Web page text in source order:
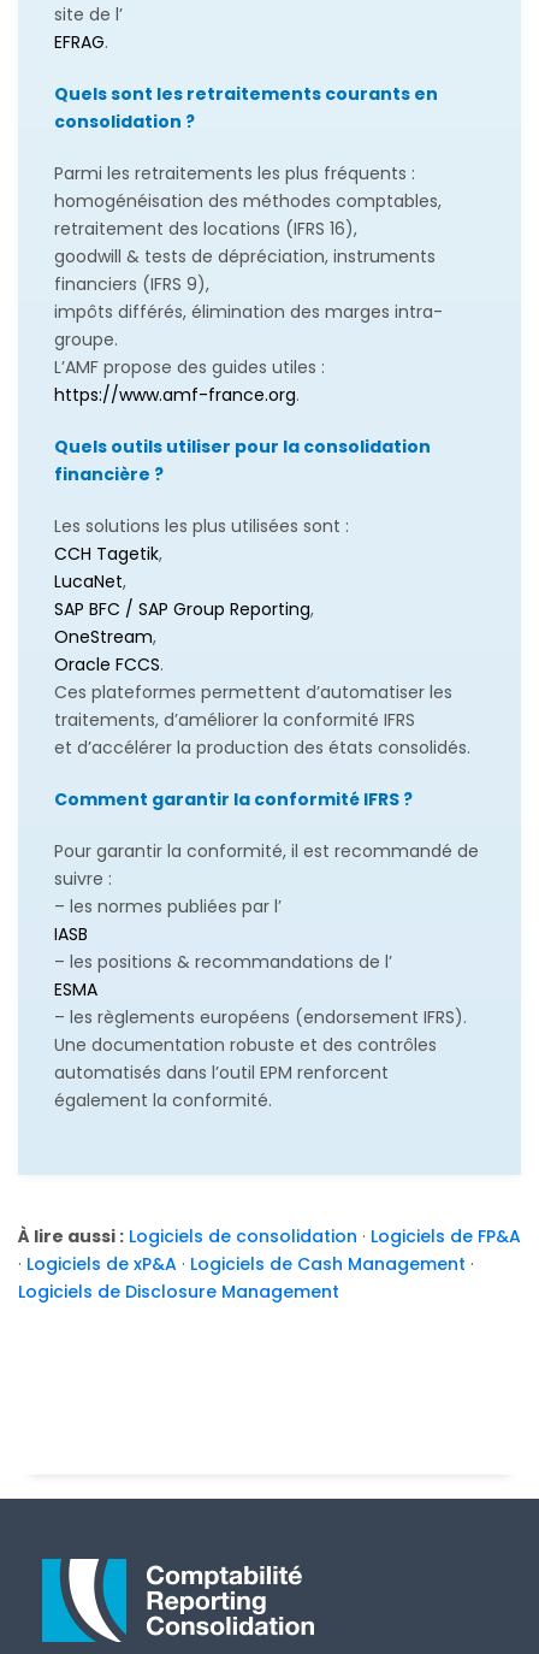
site de l’
EFRAG.
Quels sont les retraitements courants en
consolidation ?
Parmi les retraitements les plus fréquents :
homogénéisation des méthodes comptables,
retraitement des locations (IFRS 16),
goodwill & tests de dépréciation, instruments
financiers (IFRS 9),
impôts différés, élimination des marges intra-
groupe.
L’AMF propose des guides utiles :
https://www.amf-france.org.
Quels outils utiliser pour la consolidation
financière ?
Les solutions les plus utilisées sont :
CCH Tagetik,
LucaNet,
SAP BFC / SAP Group Reporting,
OneStream,
Oracle FCCS.
Ces plateformes permettent d’automatiser les
traitements, d’améliorer la conformité IFRS
et d’accélérer la production des états consolidés.
Comment garantir la conformité IFRS ?
Pour garantir la conformité, il est recommandé de
suivre :
– les normes publiées par l’
IASB
– les positions & recommandations de l’
ESMA
– les règlements européens (endorsement IFRS).
Une documentation robuste et des contrôles
automatisés dans l’outil EPM renforcent
également la conformité.
À lire aussi : Logiciels de consolidation · Logiciels de FP&A
· Logiciels de xP&A · Logiciels de Cash Management ·
Logiciels de Disclosure Management